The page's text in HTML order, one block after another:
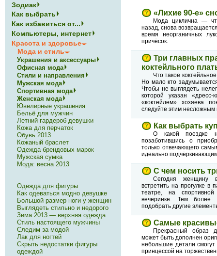
«Лихие 90-е»
Мода циклична —
назад, снова
время неорганичных
причёсок.
Три главных
коктейльного
Что такое
Но мало кто
Чтобы не выглядеть
которой указан
«коктейлем» хозяева
следуйте этим несложным
Как выбрать
О какой поездке
позаботившись о
только отвечающего
идеально
С чем носить
Сегодня женщину
встретить на прогулке в
театре, на
вечеринке. Тем более
подобрать другие
Самые
Прекрасный образ
может быть дополнен
небольшие детали
принцессой на
Зодиак
Как выбрать
Как избавиться от...
Компьютеры, интернет
Красота и здоровье
Мода и стиль
Украшения и аксессуары
Офисная мода
Стили и направления
Мужская мода
Спортивная мода
Женская мода
Ювелирные украшения
Бельё для мужчин
Летний гардероб девушки
Кожа для перчаток
Обувь 2013
Кожаный браслет
Одежда брендовых марок
Мужская сумка
Мода: весна 2013
Одежда для фигуры
Как одеваться модно девушке
Большой размер ноги у женщин
Выглядеть стильно и недорого
Зима 2013 — верхняя одежда
Стиль настоящего мужчины
Следим за модой
Лак для ногтей
Скрыть недостатки фигуры
одеждой